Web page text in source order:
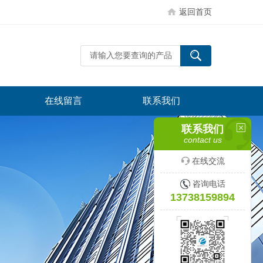
返回首页
在线留言 联系我们
联系我们
contact us
在线交流
咨询电话
13738159894